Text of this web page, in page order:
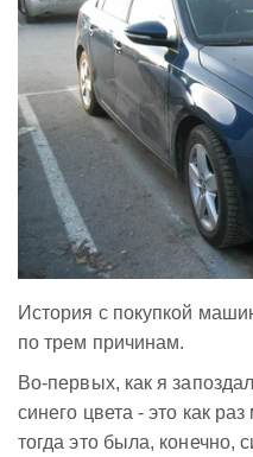
История с покупкой
по трем причинам.
Во-первых, как я
синего цвета - это как
тогда это была, конечно,